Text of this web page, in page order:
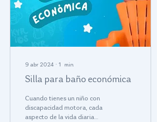
9 abr 2024 ∙ 1 min
Silla para baño económica
Cuando tienes un niño con
discapacidad motora, cada
aspecto de la vida diaria